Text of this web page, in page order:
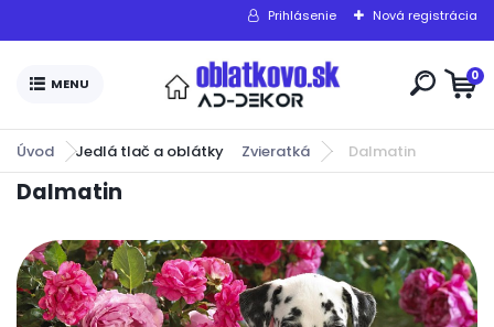
Prihlásenie Nová registrácia
0
Úvod Jedlá tlač a oblátky Zvieratká Dalmatin
Dalmatin